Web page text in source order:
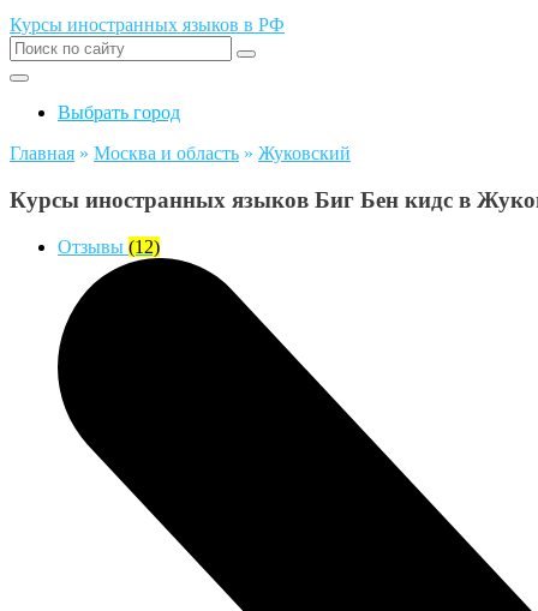
Курсы иностранных языков в РФ
Выбрать город
Главная » Москва и область » Жуковский
Курсы иностранных языков Биг Бен кидс в
Отзывы (12)